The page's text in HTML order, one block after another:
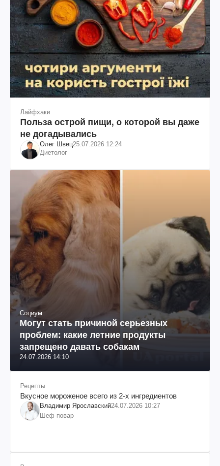
Лайфхаки
Польза острой пищи, о которой вы даже
не догадывались
Олег Швец25.07.2026 12:24
Диетолог
Социум
Могут стать причиной серьезных
проблем: какие летние продукты
запрещено давать собакам
24.07.2026 14:10
Рецепты
Вкусное мороженое всего из 2-х ингредиентов
Владимир Ярославский24.07.2026 10:27
Шеф-повар